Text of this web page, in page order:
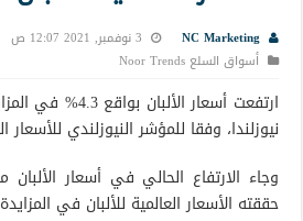
NC Marketing
3 نوفمبر, 2021 12:07 ص
أسواق السلع Noor Trends
ارتفعت أسعار
نيوزلندا، وفقا للمؤشر النيوزلندي للأسعار
وجاء الارتفاع الحالي في أسعار الألبان
حققته الأسعار العالمية للألبان في المزايدة